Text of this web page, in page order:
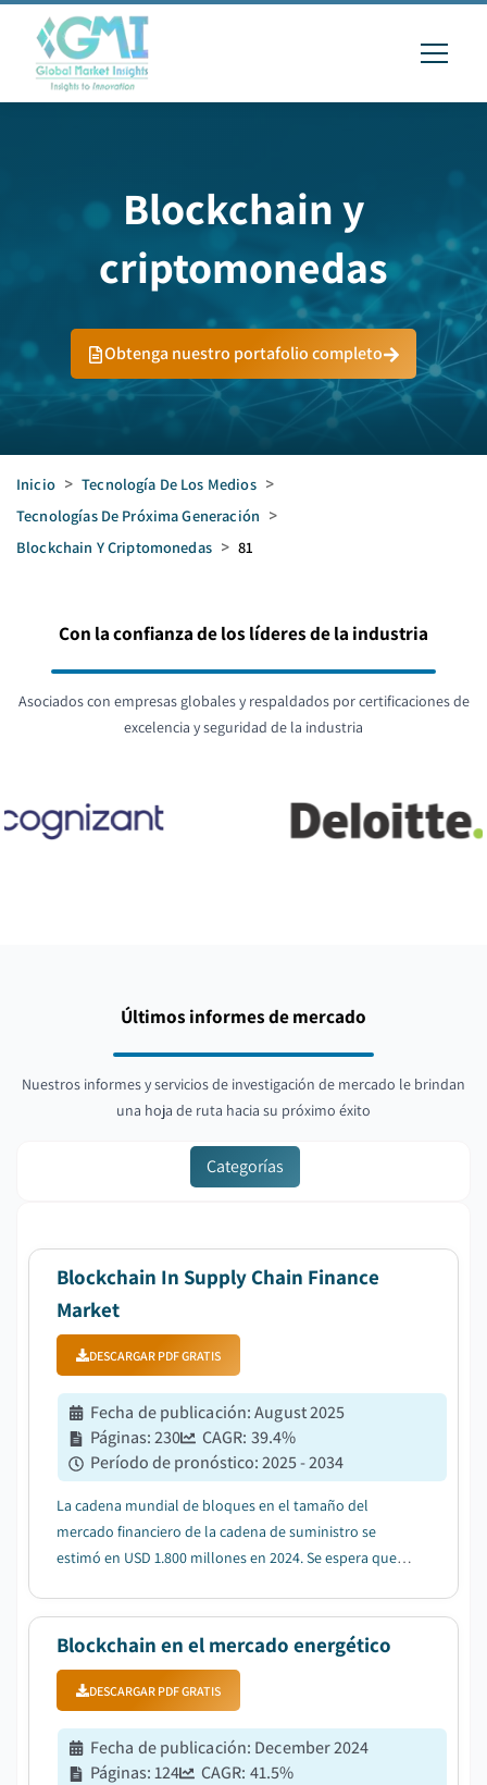
Blockchain y
criptomonedas
Obtenga nuestro portafolio completo
Inicio > Tecnología De Los Medios >
Tecnologías De Próxima Generación >
Blockchain Y Criptomonedas > 81
Con la confianza de los líderes de la industria
Asociados con empresas globales y respaldados por certificaciones de
excelencia y seguridad de la industria
Últimos informes de mercado
Nuestros informes y servicios de investigación de mercado le brindan
una hoja de ruta hacia su próximo éxito
Categorías
Blockchain In Supply Chain Finance
Market
DESCARGAR PDF GRATIS
Fecha de publicación:August 2025
Páginas:230 CAGR: 39.4%
Período de pronóstico:2025 - 2034
La cadena mundial de bloques en el tamaño del
mercado financiero de la cadena de suministro se
estimó en USD 1.800 millones en 2024. Se espera que el
el último informe publicado por Global Mark...
Blockchain en el mercado energético
DESCARGAR PDF GRATIS
Fecha de publicación: December 2024
Páginas:124 CAGR: 41.5%